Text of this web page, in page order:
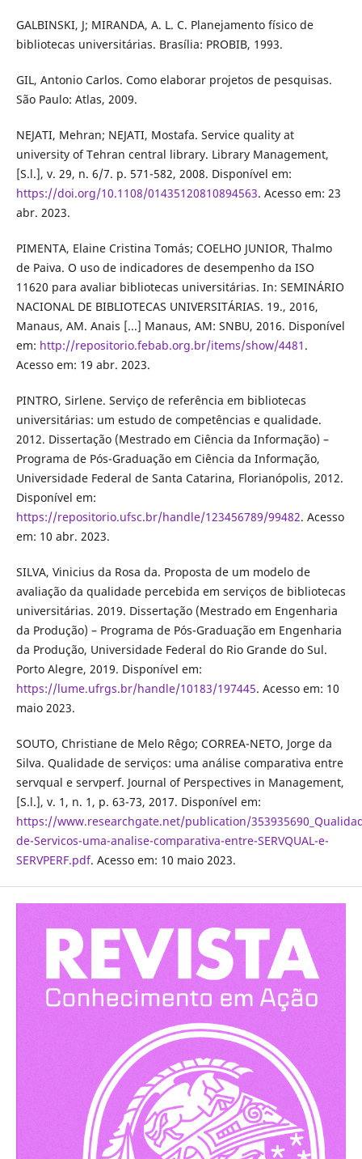
GALBINSKI, J; MIRANDA, A. L. C. Planejamento físico de
bibliotecas universitárias. Brasília: PROBIB, 1993.
GIL, Antonio Carlos. Como elaborar projetos de pesquisas.
São Paulo: Atlas, 2009.
NEJATI, Mehran; NEJATI, Mostafa. Service quality at
university of Tehran central library. Library Management,
[S.l.], v. 29, n. 6/7. p. 571-582, 2008. Disponível em:
https://doi.org/10.1108/01435120810894563. Acesso em: 23
abr. 2023.
PIMENTA, Elaine Cristina Tomás; COELHO JUNIOR, Thalmo
de Paiva. O uso de indicadores de desempenho da ISO
11620 para avaliar bibliotecas universitárias. In: SEMINÁRIO
NACIONAL DE BIBLIOTECAS UNIVERSITÁRIAS. 19., 2016,
Manaus, AM. Anais [...] Manaus, AM: SNBU, 2016. Disponível
em: http://repositorio.febab.org.br/items/show/4481 .
Acesso em: 19 abr. 2023.
PINTRO, Sirlene. Serviço de referência em bibliotecas
universitárias: um estudo de competências e qualidade.
2012. Dissertação (Mestrado em Ciência da Informação) –
Programa de Pós-Graduação em Ciência da Informação,
Universidade Federal de Santa Catarina, Florianópolis, 2012.
Disponível em:
https://repositorio.ufsc.br/handle/123456789/99482. Acesso
em: 10 abr. 2023.
SILVA, Vinicius da Rosa da. Proposta de um modelo de
avaliação da qualidade percebida em serviços de bibliotecas
universitárias. 2019. Dissertação (Mestrado em Engenharia
da Produção) – Programa de Pós-Graduação em Engenharia
da Produção, Universidade Federal do Rio Grande do Sul.
Porto Alegre, 2019. Disponível em:
https://lume.ufrgs.br/handle/10183/197445. Acesso em: 10
maio 2023.
SOUTO, Christiane de Melo Rêgo; CORREA-NETO, Jorge da
Silva. Qualidade de serviços: uma análise comparativa entre
servqual e servperf. Journal of Perspectives in Management,
[S.l.], v. 1, n. 1, p. 63-73, 2017. Disponível em:
https://www.researchgate.net/publication/
de-Servicos-uma-analise-comparativa-entre-SERVQUAL-e-
SERVPERF.pdf. Acesso em: 10 maio 2023.